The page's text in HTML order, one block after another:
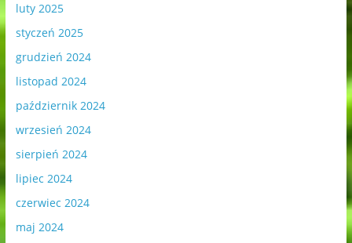
luty 2025
styczeń 2025
grudzień 2024
listopad 2024
październik 2024
wrzesień 2024
sierpień 2024
lipiec 2024
czerwiec 2024
maj 2024